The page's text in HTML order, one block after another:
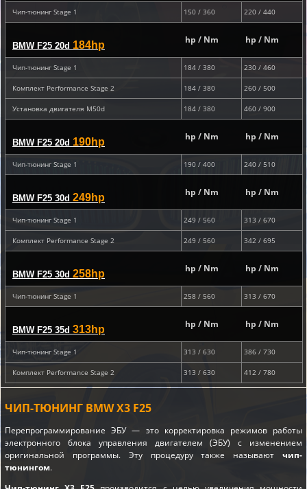
Чип-тюнинг Stage 1 150 / 360 220 / 440
BMW F25 20d 184hp hp / Nm hp / Nm
Чип-тюнинг Stage 1 184 / 380 230 / 460
Комплект Performance Stage 2 184 / 380 260 / 500
Установка двигателя M50d 184 / 380 460 / 900
BMW F25 20d 190hp hp / Nm hp / Nm
Чип-тюнинг Stage 1 190 / 400 240 / 510
BMW F25 30d 249hp hp / Nm hp / Nm
Чип-тюнинг Stage 1 249 / 560 313 / 670
Комплект Performance Stage 2 249 / 560 342 / 695
BMW F25 30d 258hp hp / Nm hp / Nm
Чип-тюнинг Stage 1 258 / 560 313 / 670
BMW F25 35d 313hp hp / Nm hp / Nm
Чип-тюнинг Stage 1 313 / 630 386 / 730
Комплект Performance Stage 2 313 / 630 412 / 780
ЧИП-ТЮНИНГ BMW X3 F25
Перепрограммирование ЭБУ — это корректировка режимов работы
электронного блока управления двигателем (ЭБУ) с изменением
оригинальной программы. Эту процедуру также называют чип-
тюнингом.